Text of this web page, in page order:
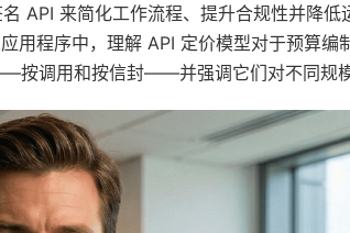
API 来简化工作流程、提升合规性并降低
用程序中，理解 API 定价模型对于预算编
按调用和按信封——并强调它们对不同规模